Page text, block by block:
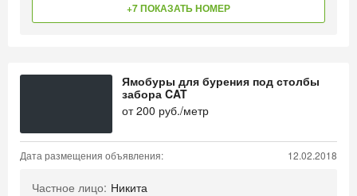
+7 ПОКАЗАТЬ НОМЕР
Ямобуры для бурения под столбы
забора CAT
от200 руб./метр
Дата размещения объявления: 12.02.2018
Частное лицо: Никита